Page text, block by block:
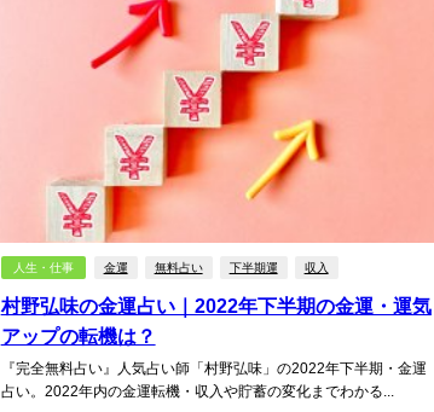
人生・仕事 金運 無料占い 下半期運 収入
村野弘味の金運占い｜2022年下半期の金運・運気
アップの転機は？
『完全無料占い』人気占い師「村野弘味」の2022年下半期・金運
占い。2022年内の金運転機・収入や貯蓄の変化までわかる...